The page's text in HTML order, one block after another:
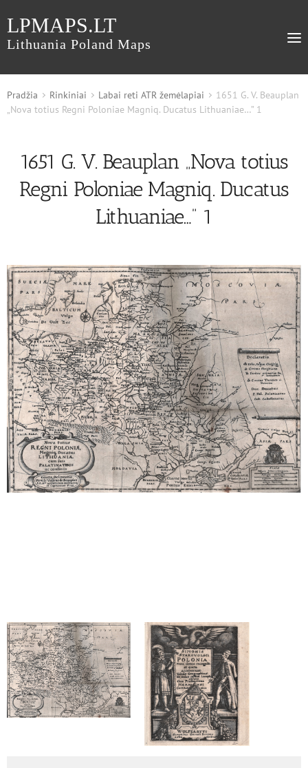
LPMAPS.LT
Lithuania Poland Maps
Pradžia Rinkiniai Labai reti ATR žemėlapiai
1651 G. V. Beauplan
„Nova totius Regni Poloniae Magniq. Ducatus Lithuaniae…” 1
1651 G. V. Beauplan „Nova totius
Regni Poloniae Magniq. Ducatus
Lithuaniae…” 1